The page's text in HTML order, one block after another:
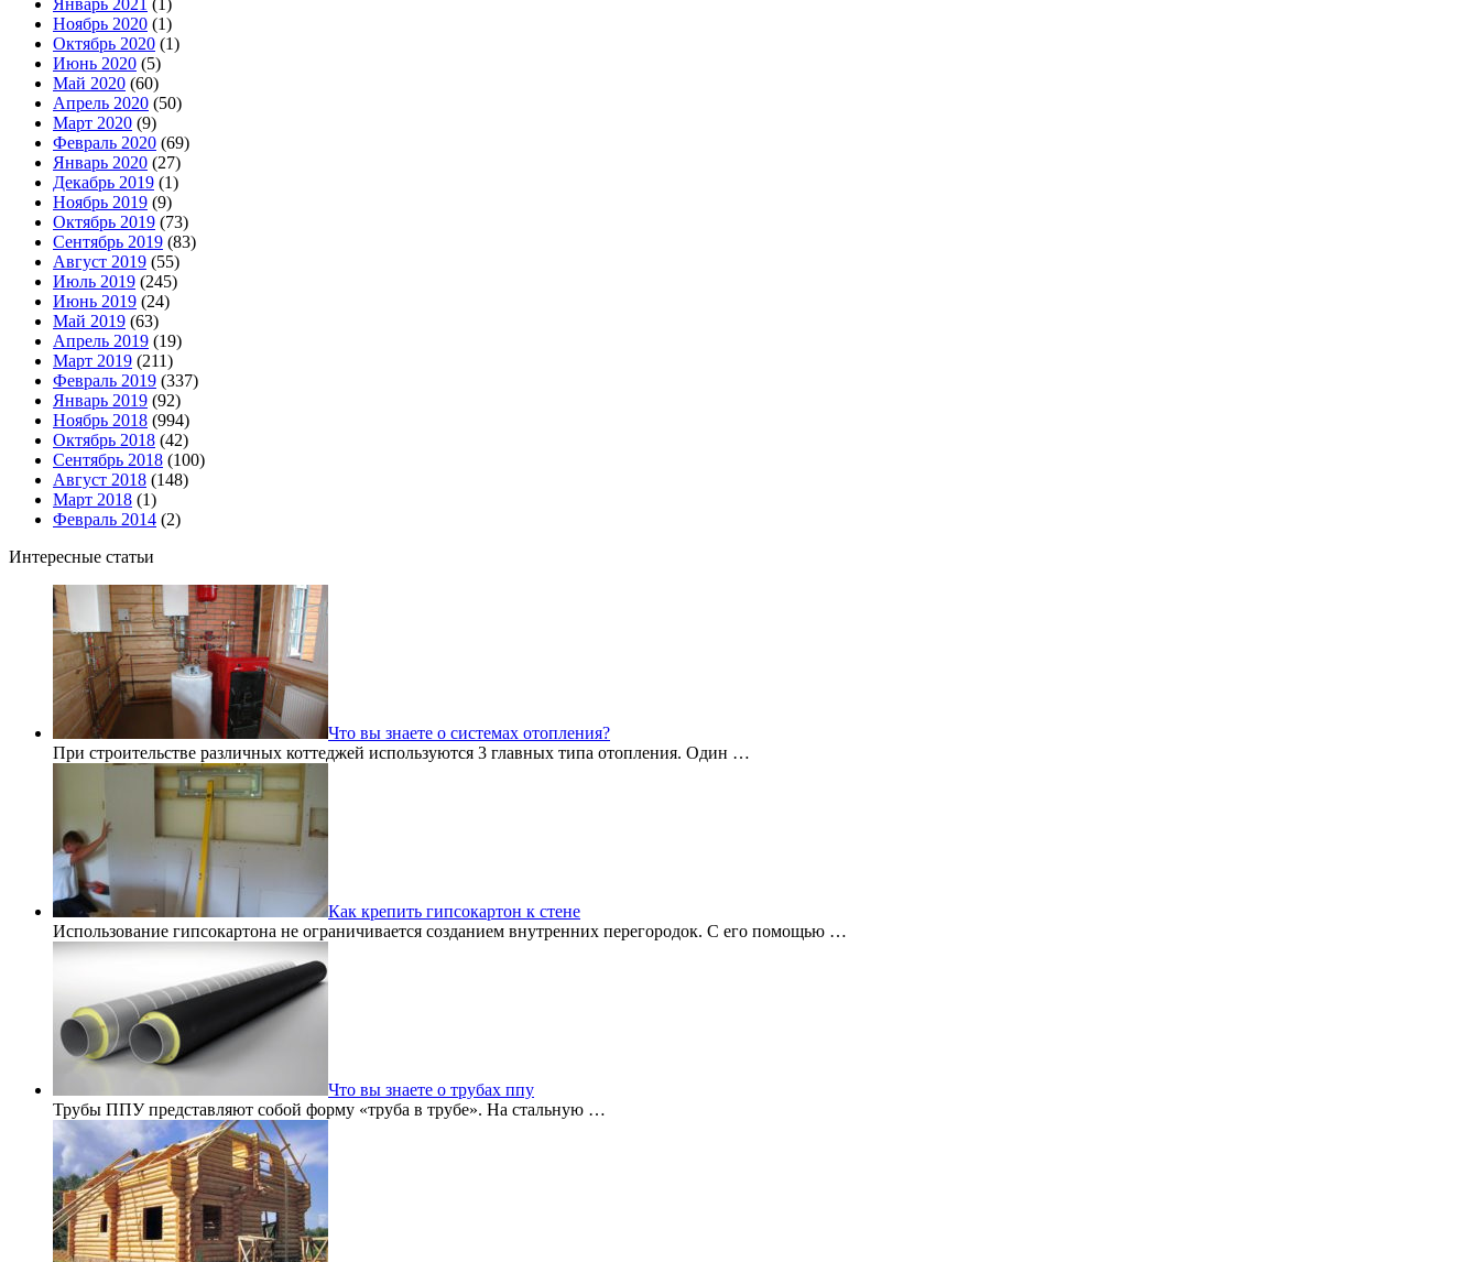
Ноябрь 2020 (1)
Октябрь 2020 (1)
Июнь 2020 (5)
Май 2020 (60)
Апрель 2020 (50)
Март 2020 (9)
Февраль 2020 (69)
Январь 2020 (27)
Декабрь 2019 (1)
Ноябрь 2019 (9)
Октябрь 2019 (73)
Сентябрь 2019 (83)
Август 2019 (55)
Июль 2019 (245)
Июнь 2019 (24)
Май 2019 (63)
Апрель 2019 (19)
Март 2019 (211)
Февраль 2019 (337)
Январь 2019 (92)
Ноябрь 2018 (994)
Октябрь 2018 (42)
Сентябрь 2018 (100)
Август 2018 (148)
Март 2018 (1)
Февраль 2014 (2)
Интересные статьи
Что вы знаете о системах отопления?
При строительстве различных коттеджей используются 3 главных типа отопления. Один …
Как крепить гипсокартон к стене
Использование гипсокартона не ограничивается созданием внутренних перегородок. С его помощью …
Что вы знаете о трубах ппу
Трубы ППУ представляют собой форму «труба в трубе». На стальную …